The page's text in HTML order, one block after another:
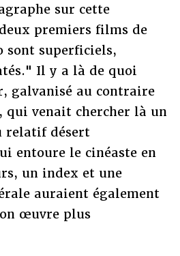
sur cette
premiers films de
sont superficiels,
Il y a là de quoi
galvanisé au contraire
qui venait chercher là un
relatif désert
entoure le cinéaste en
un index et une
auraient également
œuvre plus